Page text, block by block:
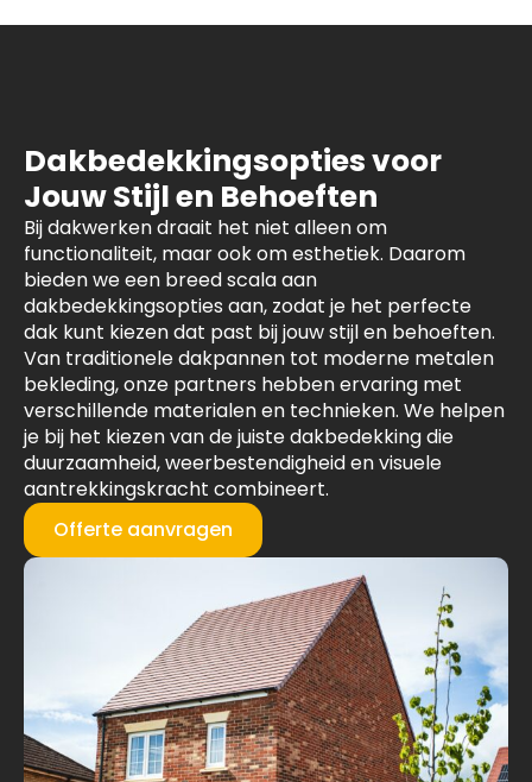
Dakbedekkingsopties voor
Jouw Stijl en Behoeften
Bij dakwerken draait het niet alleen om
functionaliteit, maar ook om esthetiek. Daarom
bieden we een breed scala aan
dakbedekkingsopties aan, zodat je het perfecte
dak kunt kiezen dat past bij jouw stijl en behoeften.
Van traditionele dakpannen tot moderne metalen
bekleding, onze partners hebben ervaring met
verschillende materialen en technieken. We helpen
je bij het kiezen van de juiste dakbedekking die
duurzaamheid, weerbestendigheid en visuele
aantrekkingskracht combineert.
Offerte aanvragen